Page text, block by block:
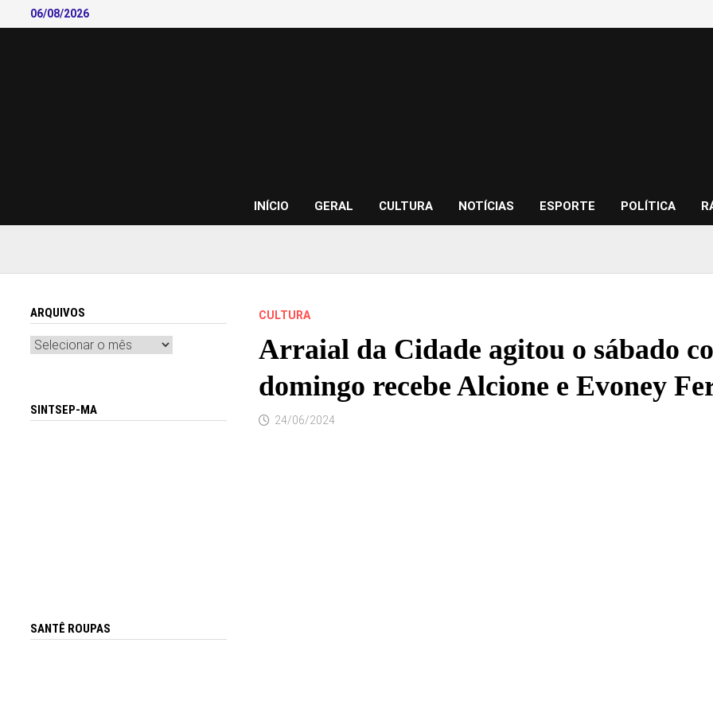
to
06/08/2026
INÍCIO GERAL CULTURA NOTÍCIAS ESPORTE POLÍTICA
CULTURA
Arraial da Cidade agitou o sábado
domingo recebe Alcione e Evoney
24/06/2024
ARQUIVOS
Arquivos
SINTSEP-MA
SANTÊ ROUPAS